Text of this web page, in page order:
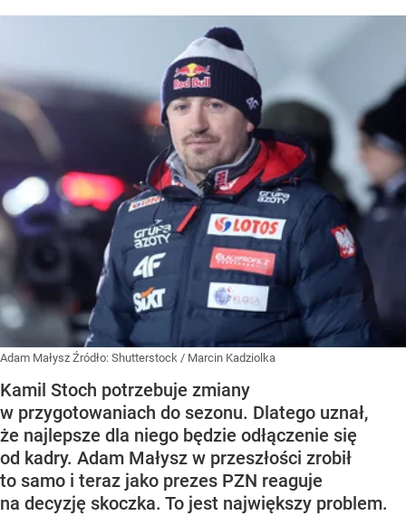
Adam Małysz Źródło: Shutterstock / Marcin Kadziolka
Kamil Stoch potrzebuje zmiany
w przygotowaniach do sezonu. Dlatego uznał,
że najlepsze dla niego będzie odłączenie się
od kadry. Adam Małysz w przeszłości zrobił
to samo i teraz jako prezes PZN reaguje
na decyzję skoczka. To jest największy problem.